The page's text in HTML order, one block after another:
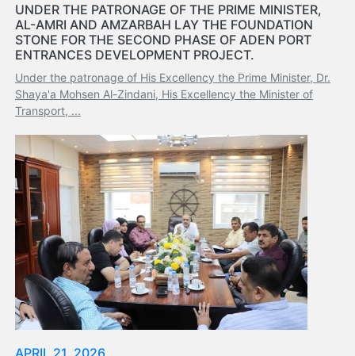
Tides
&
Weather
About
Us
Mission
Establishment
Overall
Port
Description
Navigation
Data
Services
and
Facilities
Future
UNDER THE PATRONAGE OF THE PRIME MINISTER,
AL-AMRI AND AMZARBAH LAY THE FOUNDATION
STONE FOR THE SECOND PHASE OF ADEN PORT
ENTRANCES DEVELOPMENT PROJECT.
Under the patronage of His Excellency the Prime Minister, Dr.
Shaya'a Mohsen Al-Zindani, His Excellency the Minister of
Transport, ...
APRIL 21, 2026